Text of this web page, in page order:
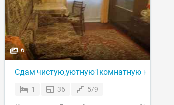
6
Сдам чистую,уютную1комнатную
1 36 5/9